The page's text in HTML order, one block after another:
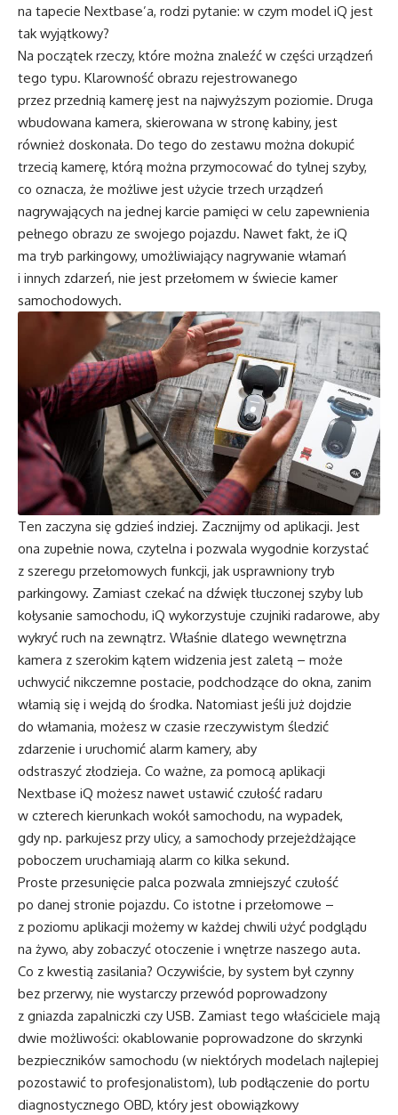
na tapecie Nextbase’a, rodzi pytanie: w czym model iQ jest
tak wyjątkowy?
Na początek rzeczy, które można znaleźć w części urządzeń
tego typu. Klarowność obrazu rejestrowanego
przez przednią kamerę jest na najwyższym poziomie. Druga
wbudowana kamera, skierowana w stronę kabiny, jest
również doskonała. Do tego do zestawu można dokupić
trzecią kamerę, którą można przymocować do tylnej szyby,
co oznacza, że możliwe jest użycie trzech urządzeń
nagrywających na jednej karcie pamięci w celu zapewnienia
pełnego obrazu ze swojego pojazdu. Nawet fakt, że iQ
ma tryb parkingowy, umożliwiający nagrywanie włamań
i innych zdarzeń, nie jest przełomem w świecie kamer
samochodowych.
Ten zaczyna się gdzieś indziej. Zacznijmy od aplikacji. Jest
ona zupełnie nowa, czytelna i pozwala wygodnie korzystać
z szeregu przełomowych funkcji, jak usprawniony tryb
parkingowy. Zamiast czekać na dźwięk tłuczonej szyby lub
kołysanie samochodu, iQ wykorzystuje czujniki radarowe, aby
wykryć ruch na zewnątrz. Właśnie dlatego wewnętrzna
kamera z szerokim kątem widzenia jest zaletą – może
uchwycić nikczemne postacie, podchodzące do okna, zanim
włamią się i wejdą do środka. Natomiast jeśli już dojdzie
do włamania, możesz w czasie rzeczywistym śledzić
zdarzenie i uruchomić alarm kamery, aby
odstraszyć złodzieja. Co ważne, za pomocą aplikacji
Nextbase iQ możesz nawet ustawić czułość radaru
w czterech kierunkach wokół samochodu, na wypadek,
gdy np. parkujesz przy ulicy, a samochody przejeżdżające
poboczem uruchamiają alarm co kilka sekund.
Proste przesunięcie palca pozwala zmniejszyć czułość
po danej stronie pojazdu. Co istotne i przełomowe –
z poziomu aplikacji możemy w każdej chwili użyć podglądu
na żywo, aby zobaczyć otoczenie i wnętrze naszego auta.
Co z kwestią zasilania? Oczywiście, by system był czynny
bez przerwy, nie wystarczy przewód poprowadzony
z gniazda zapalniczki czy USB. Zamiast tego właściciele mają
dwie możliwości: okablowanie poprowadzone do skrzynki
bezpieczników samochodu (w niektórych modelach najlepiej
pozostawić to profesjonalistom), lub podłączenie do portu
diagnostycznego OBD, który jest obowiązkowy